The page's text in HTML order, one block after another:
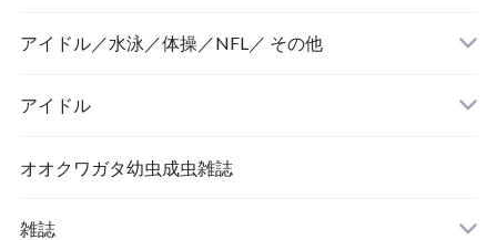
アイドル／水泳／体操／NFL／ その他
アイドル
オオクワガタ幼虫成虫雑誌
雑誌